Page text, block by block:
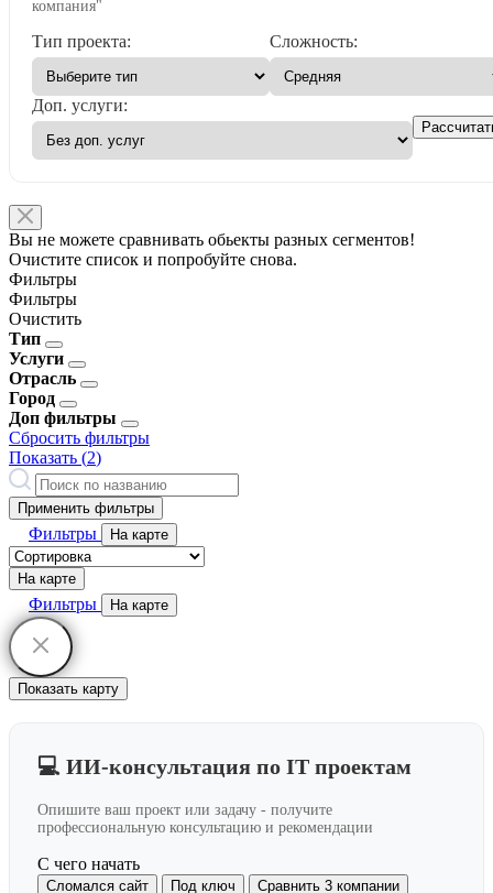
компания"
Тип проекта: Сложность:
Доп. услуги:
Вы не можете сравнивать обьекты разных сегментов!
Очистите список и попробуйте снова.
Фильтры
Фильтры
Очистить
Тип
Услуги
Отрасль
Город
Доп фильтры
Сбросить фильтры
Показать (2)
Применить фильтры
Фильтры На карте
На карте
Фильтры На карте
Показать карту
💻 ИИ-консультация по IT проектам
Опишите ваш проект или задачу - получите
профессиональную консультацию и рекомендации
С чего начать
Сломался сайт Под ключ Сравнить 3 компании